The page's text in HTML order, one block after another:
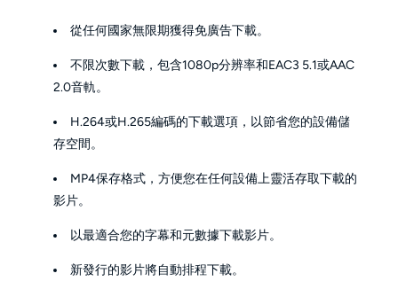
從任何國家無限期獲得免廣告下載。
不限次數下載，包含1080p分辨率和EAC3 5.1或AAC
2.0音軌。
H.264或H.265編碼的下載選項，以節省您的設備儲
存空間。
MP4保存格式，方便您在任何設備上靈活存取下載的
影片。
以最適合您的字幕和元數據下載影片。
新發行的影片將自動排程下載。